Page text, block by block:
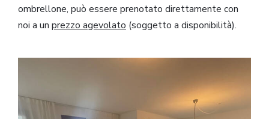
ombrellone, può essere prenotato direttamente con
noi a un prezzo agevolato (soggetto a disponibilità).